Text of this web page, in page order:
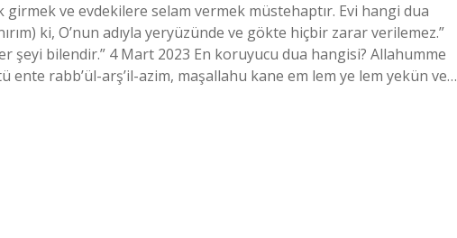
girmek ve evdekilere selam vermek müstehaptır. Evi hangi dua
ki, O’nun adıyla yeryüzünde ve gökte hiçbir zarar verilemez.”
şeyi bilendir.” 4 Mart 2023 En koruyucu dua hangisi? Allahumme
rabb’ül-arş’il-azim, maşallahu kane em lem ye lem yekün ve…